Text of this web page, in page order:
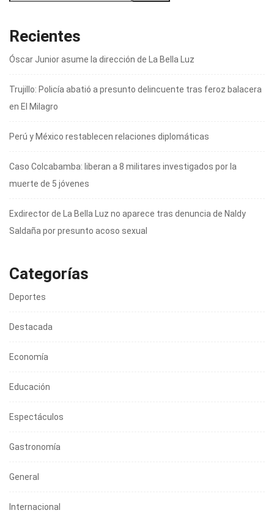
Recientes
Óscar Junior asume la dirección de La Bella Luz
Trujillo: Policía abatió a presunto delincuente tras feroz balacera
en El Milagro
Perú y México restablecen relaciones diplomáticas
Caso Colcabamba: liberan a 8 militares investigados por la
muerte de 5 jóvenes
Exdirector de La Bella Luz no aparece tras denuncia de Naldy
Saldaña por presunto acoso sexual
Categorías
Deportes
Destacada
Economía
Educación
Espectáculos
Gastronomía
General
Internacional